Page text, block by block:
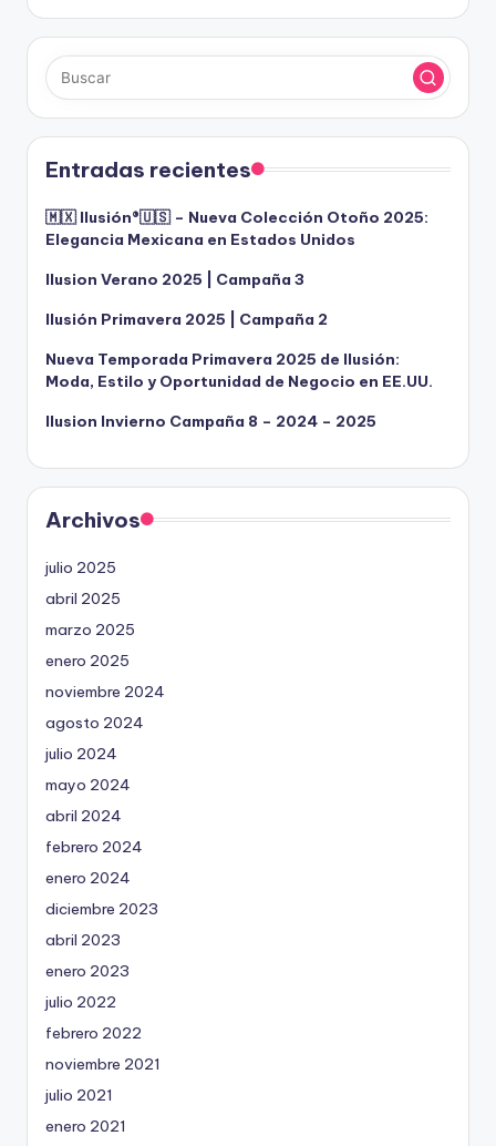
Entradas recientes
🇲🇽 Ilusión®️🇺🇸 – Nueva Colección Otoño 2025:
Elegancia Mexicana en Estados Unidos
Ilusion Verano 2025 | Campaña 3
Ilusión Primavera 2025 | Campaña 2
Nueva Temporada Primavera 2025 de Ilusión:
Moda, Estilo y Oportunidad de Negocio en EE.UU.
Ilusion Invierno Campaña 8 – 2024 – 2025
Archivos
julio 2025
abril 2025
marzo 2025
enero 2025
noviembre 2024
agosto 2024
julio 2024
mayo 2024
abril 2024
febrero 2024
enero 2024
diciembre 2023
abril 2023
enero 2023
julio 2022
febrero 2022
noviembre 2021
julio 2021
enero 2021